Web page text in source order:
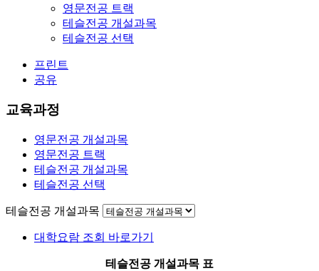
영문전공 트랙
테슬전공 개설과목
테슬전공 선택
프린트
공유
교육과정
영문전공 개설과목
영문전공 트랙
테슬전공 개설과목
테슬전공 선택
테슬전공 개설과목
대학요람 조회 바로가기
테슬전공 개설과목 표